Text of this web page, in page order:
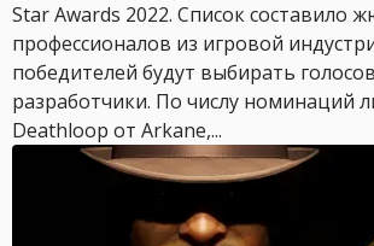
Star Awards 2022. Список составило
профессионалов из игровой
победителей будут выбирать
разработчики. По числу номинаций
Deathloop от Arkane,...